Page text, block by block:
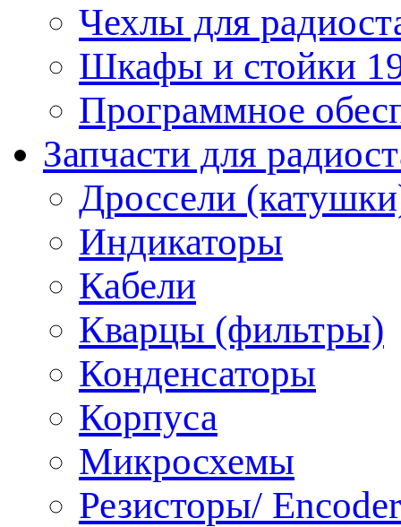
Чехлы для
Шкафы и стойки
Программное
Запчасти для
Дроссели
Индикаторы
Кабели
Кварцы (фильтры)
Конденсаторы
Корпуса
Микросхемы
Резисторы/ Encoder